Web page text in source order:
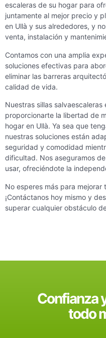
escaleras de su hogar para
juntamente al mejor precio y
en Ullà y sus alrededores, y
venta, instalación y
Contamos con una amplia
soluciones efectivas para
eliminar las barreras
calidad de vida.
Nuestras sillas
proporcionarte la libertad de
hogar en Ullà. Ya sea que
nuestras soluciones están
seguridad y comodidad
dificultad. Nos aseguramos
usar, ofreciéndote la
No esperes más para
¡Contáctanos hoy mismo y
superar cualquier obstáculo
Confianza
todo